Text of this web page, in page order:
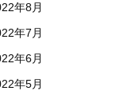
年8月
年7月
年6月
年5月